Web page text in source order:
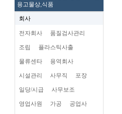
용고물상,식품
회사
전자회사 품질검사관리
조립 플라스틱사출
물류센타 용역회사
시설관리 사무직 포장
일당/시급 사무보조
영업사원 가공 공업사